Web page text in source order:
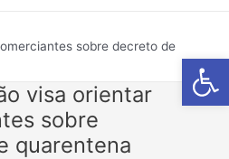
Barra de
sobre decreto de
visa orientar
sobre
quarentena